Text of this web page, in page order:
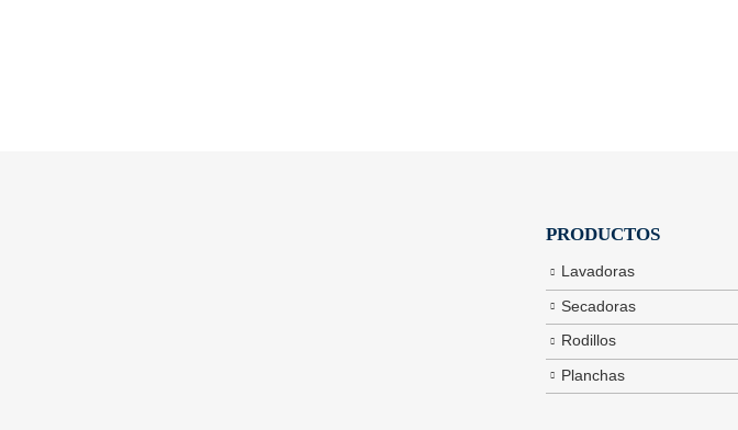
PRODUCTOS
Lavadoras
Secadoras
Rodillos
Planchas